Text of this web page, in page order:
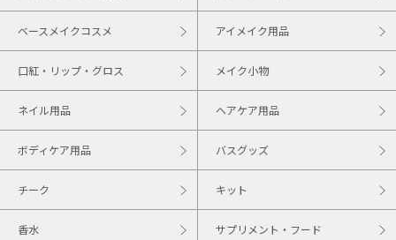
ベースメイクコスメ アイメイク用品
口紅・リップ・グロス メイク小物
ネイル用品 ヘアケア用品
ボディケア用品 バスグッズ
チーク キット
香水 サプリメント・フード